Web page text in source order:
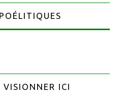
VISIONNER ICI